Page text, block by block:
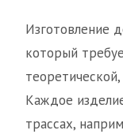
Изготовление
который
Каждое
трассах,